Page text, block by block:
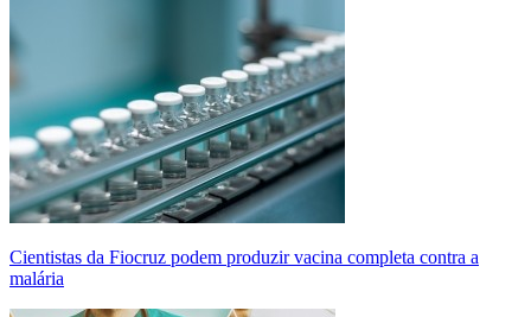
Cientistas da Fiocruz podem produzir vacina completa contra a
malária